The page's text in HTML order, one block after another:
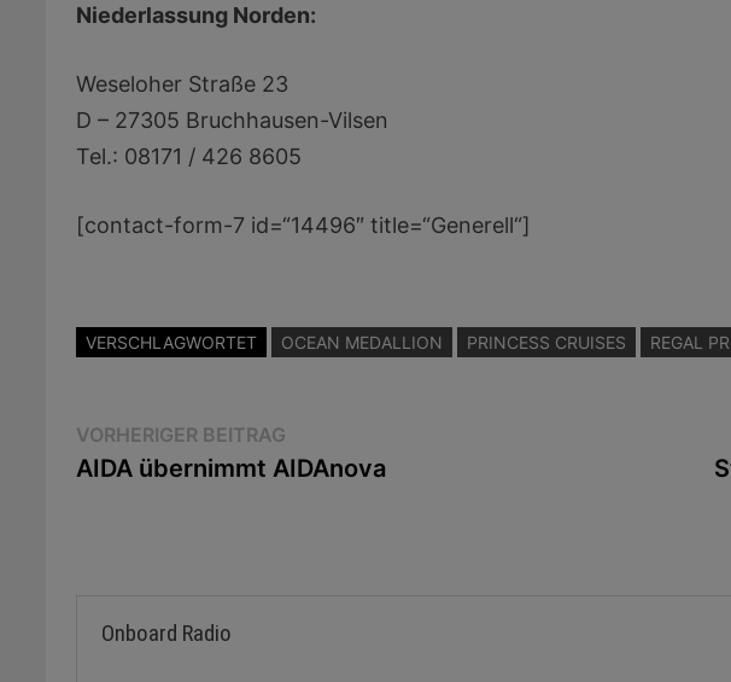
Niederlassung Norden:
Weseloher Straße 23
D – 27305 Bruchhausen-Vilsen
Tel.: 08171 / 426 8605
[contact-form-7 id=“14496″ title=“Generell“]
VERSCHLAGWORTET OCEAN MEDALLION PRINCESS CRUISES REGAL
Beitragsnavigation
VORHERIGER BEITRAG
Beitrag:
AIDA übernimmt AIDAnova
Onboard Radio